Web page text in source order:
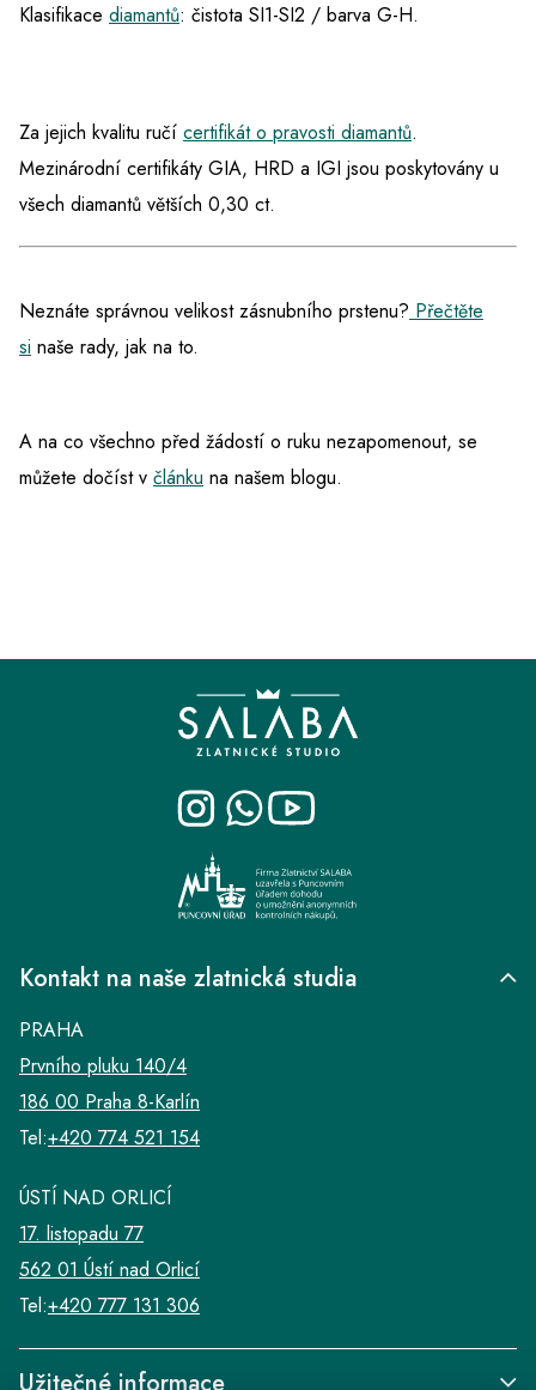
Klasifikace diamantů: čistota SI1-SI2 / barva G-H.
Za jejich kvalitu ručí certifikát o pravosti diamantů.
Mezinárodní certifikáty GIA, HRD a IGI jsou poskytovány u
všech diamantů větších 0,30 ct.
Neznáte správnou velikost zásnubního prstenu? Přečtěte
si naše rady, jak na to.
A na co všechno před žádostí o ruku nezapomenout, se
můžete dočíst v článku na našem blogu.
Kontakt na naše zlatnická studia
PRAHA
Prvního pluku 140/4
186 00 Praha 8-Karlín
Tel:+420 774 521 154
ÚSTÍ NAD ORLICÍ
17. listopadu 77
562 01 Ústí nad Orlicí
Tel:+420 777 131 306